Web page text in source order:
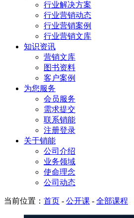
行业解决方案
行业营销动态
行业营销案例
行业营销文库
知识资讯
营销文库
图书资料
客户案例
为您服务
会员服务
需求提交
联系销能
注册登录
关于销能
公司介绍
业务领域
使命理念
公司动态
当前位置： 首页 - 公开课 - 全部课程